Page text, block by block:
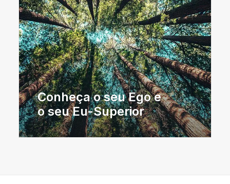
Conheça o seu Ego e
o seu Eu-Superior